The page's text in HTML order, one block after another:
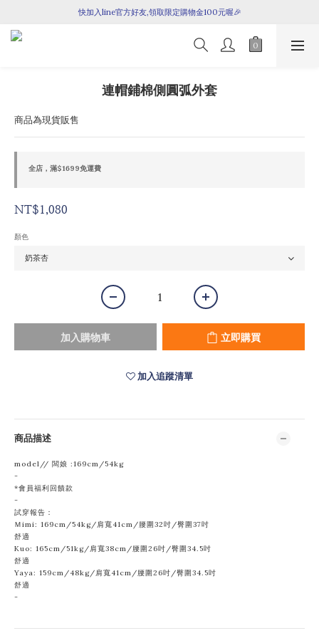
全館滿$1699即享免運！
快加入line官方好友,領取限定購物金100元喔🎉
全館滿$1699即享免運！
連帽鋪棉側圓弧外套
商品為現貨販售
全店，滿$1699免運費
NT$1,080
顏色
加入購物車 立即購買
加入追蹤清單
商品描述
model// 闆娘 :169cm/54kg
-
*會員福利回饋款
-
試穿報告：
Ｍimi: 169cm/54kg/肩寬41cm/腰圍32吋/臀圍37吋
舒適
Kuo: 165cm/51kg/肩寬38cm/腰圍26吋/臀圍34.5吋
舒適
Yaya: 159cm/48kg/肩寬41cm/腰圍26吋/臀圍34.5吋
舒適
-